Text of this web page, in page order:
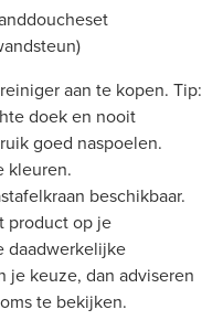
aan te kopen. Tip:
doek en nooit
goed naspoelen.
kleuren.
beschikbaar.
product op je
daadwerkelijke
je keuze, dan adviseren
te bekijken.